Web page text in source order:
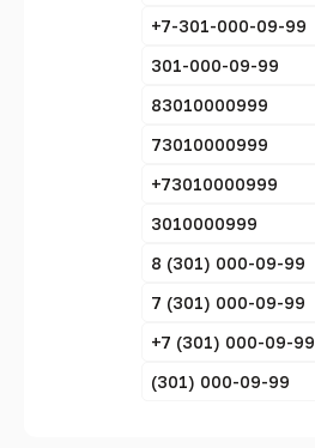
+7-301-000-09-99
301-000-09-99
83010000999
73010000999
+73010000999
3010000999
8 (301) 000-09-99
7 (301) 000-09-99
+7 (301) 000-09-99
(301) 000-09-99